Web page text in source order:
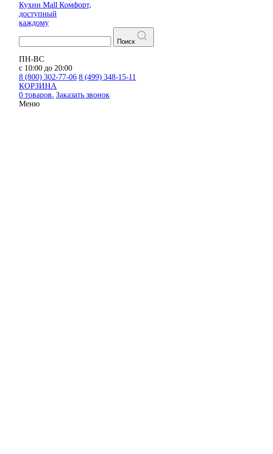
Кухни Mall Комфорт,
доступный
каждому
Поиск
ПН-ВС
с 10:00 до 20:00
8 (800) 302-77-06 8 (499) 348-15-11
КОРЗИНА
0 товаров. Заказать звонок
Меню